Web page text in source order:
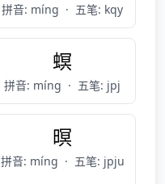
拼音: míng · 五笔: kqy
螟
拼音: míng · 五笔: jpj
暝
拼音: míng · 五笔: jpju